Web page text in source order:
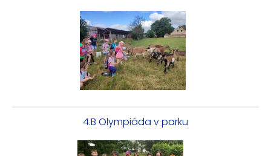
4.B Olympiáda v parku